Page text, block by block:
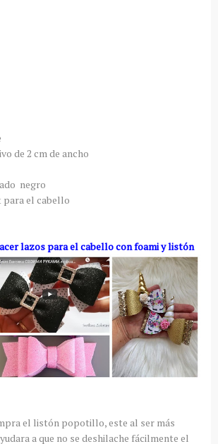
de 2 cm de ancho
negro
para el cabello
lazos para el cabello con foami y listón
el listón popotillo, este al ser más
a que no se deshilache fácilmente el